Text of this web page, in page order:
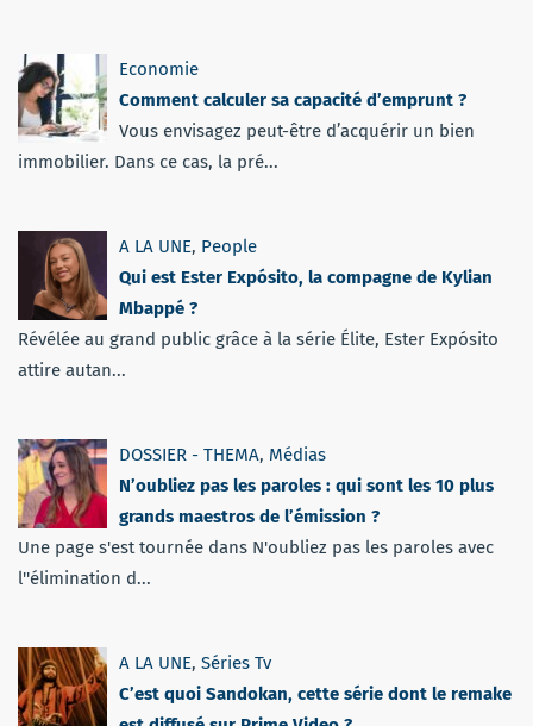
Economie
Comment calculer sa capacité d’emprunt ?
Vous envisagez peut-être d’acquérir un bien
immobilier. Dans ce cas, la pré...
A LA UNE, People
Qui est Ester Expósito, la compagne de Kylian
Mbappé ?
Révélée au grand public grâce à la série Élite, Ester Expósito
attire autan...
DOSSIER - THEMA, Médias
N’oubliez pas les paroles : qui sont les 10 plus
grands maestros de l’émission ?
Une page s'est tournée dans N'oubliez pas les paroles avec
l''élimination d...
A LA UNE, Séries Tv
C’est quoi Sandokan, cette série dont le remake